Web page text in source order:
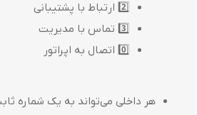
2️⃣ ارتباط با پشتیبانی
3️⃣ تماس با مدیریت
0️⃣ اتصال به اپراتور
هر داخلی می‌تواند به یک شماره